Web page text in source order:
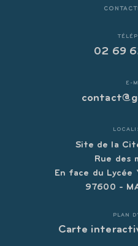
02 69
E-
Site de la
Rue des
En face du Lycée
97600 -
PLAN
Carte